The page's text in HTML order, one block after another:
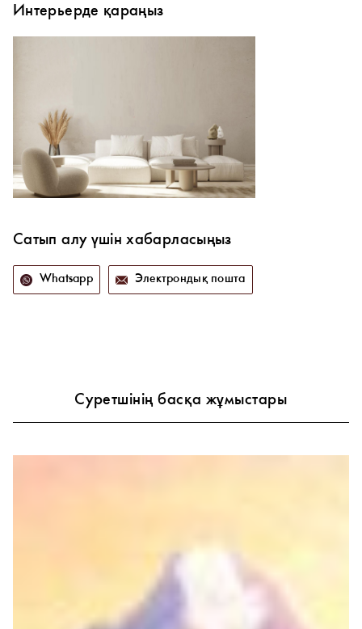
Интерьерде қараңыз
Сатып алу үшін хабарласыңыз
Whatsapp Электрондық пошта
Суретшінің басқа жұмыстары